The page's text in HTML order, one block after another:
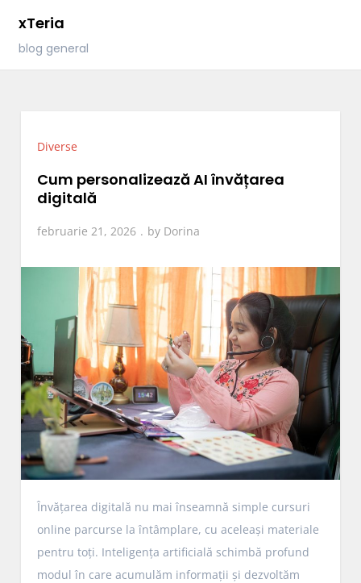
content
xTeria
blog general
Diverse
Cum personalizează AI învățarea
digitală
februarie 21, 2026 by Dorina
Învățarea digitală nu mai înseamnă simple cursuri
online parcurse la întâmplare, cu aceleași materiale
pentru toți. Inteligența artificială schimbă profund
modul în care acumulăm informații și dezvoltăm